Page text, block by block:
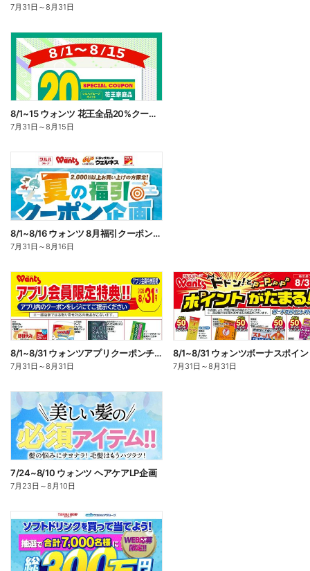
7月31日 ～8月31日
8/1~15 ウォンツ 花王全品20%クーポン
7月31日 ～8月15日
8/1~8/16 ウォンツ 8月福引クーポン企画
7月31日 ～8月16日
8/1~8/31 ウォンツアプリクーポンチラシ
7月31日 ～8月31日 7月31日 ～8月31日
7/24~8/10 ウォンツ ヘアケアLP企画
7月23日 ～8月10日